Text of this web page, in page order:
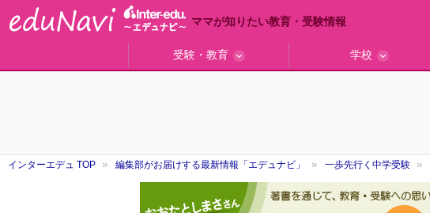
ママが知りたい教育・受験情報
受験・教育
学校
インターエデュ TOP 編集部がお届けする最新情報「エデュナビ」 一歩先行く中学受験
歩